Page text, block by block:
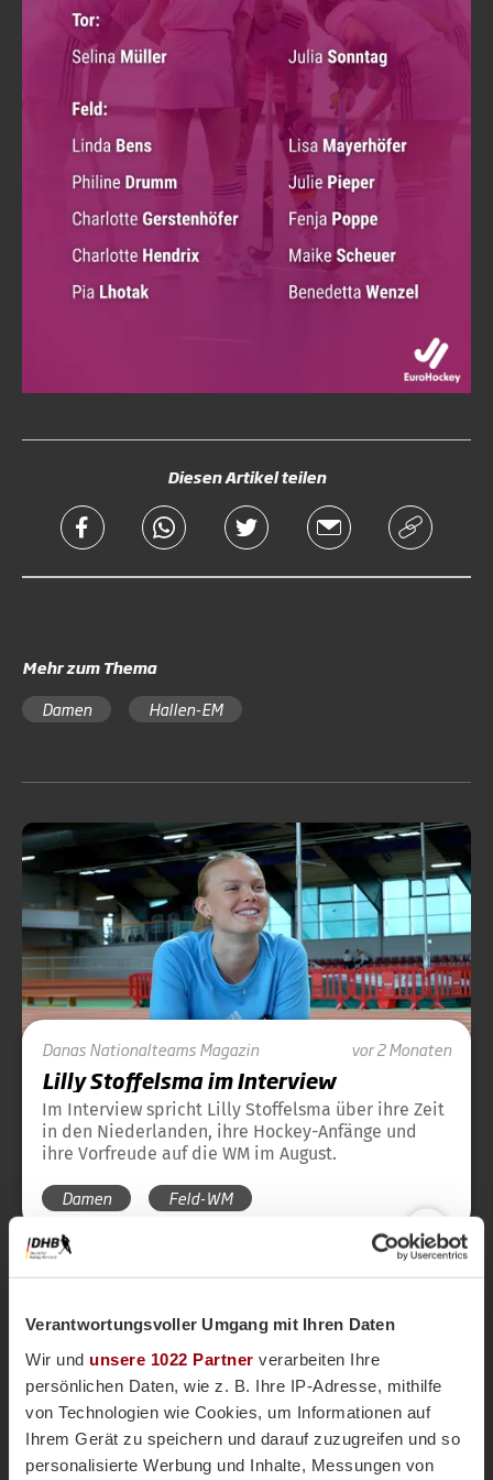
Verantwortungsvoller Umgang mit Ihren Daten
Wir und unsere 1022 Partner verarbeiten Ihre
persönlichen Daten, wie z. B. Ihre IP-Adresse, mithilfe
von Technologien wie Cookies, um Informationen auf
Ihrem Gerät zu speichern und darauf zuzugreifen und so
personalisierte Werbung und Inhalte, Messungen von
Diesen Artikel teilen
Mehr zum Thema
Damen
Hallen-EM
DanasNationalteamsMagazin vor 2 Monaten
Lilly Stoffelsma im Interview
Im Interview spricht Lilly Stoffelsma über ihre Zeit
in den Niederlanden, ihre Hockey-Anfänge und
ihre Vorfreude auf die WM im August.
Damen Feld-WM